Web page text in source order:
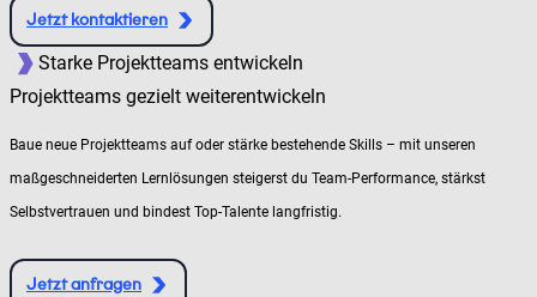
Jetzt kontaktieren
Starke Projektteams entwickeln
Projektteams gezielt weiterentwickeln
Baue neue Projektteams auf oder stärke bestehende Skills – mit unseren
maßgeschneiderten Lernlösungen steigerst du Team-Performance, stärkst
Selbstvertrauen und bindest Top-Talente langfristig.
Jetzt anfragen